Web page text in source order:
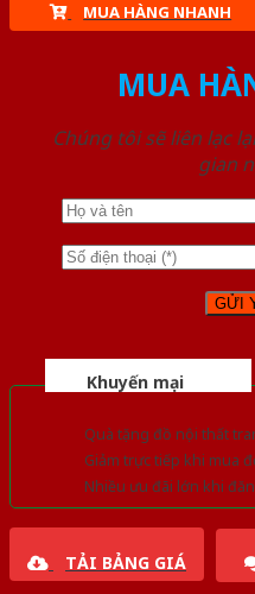
MUA HÀNG NHANH
MUA
Chúng tôi sẽ liên lạc
gian
Khuyến mại
Quà tặng đồ nội thất
Giảm trực tiếp khi mua
Nhiều ưu đãi lớn khi
TẢI BẢNG GIÁ